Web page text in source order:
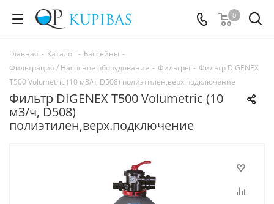
0
Главная - Каталог - Бассейны -
Фильтрация / Насосное оборудование - Фильтры - Фильтр DIGENEX
T500 Volumetric (10 м3/ч, D508) полиэтилен,верх.подключение
Фильтр DIGENEX T500 Volumetric (10
м3/ч, D508)
полиэтилен,верх.подключение